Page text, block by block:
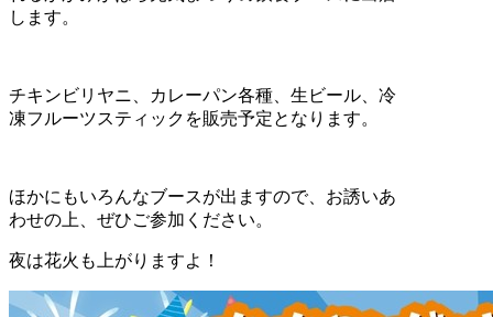
します。
チキンビリヤニ、カレーパン各種、生ビール、冷
凍フルーツスティックを販売予定となります。
ほかにもいろんなブースが出ますので、お誘いあ
わせの上、ぜひご参加ください。
夜は花火も上がりますよ！